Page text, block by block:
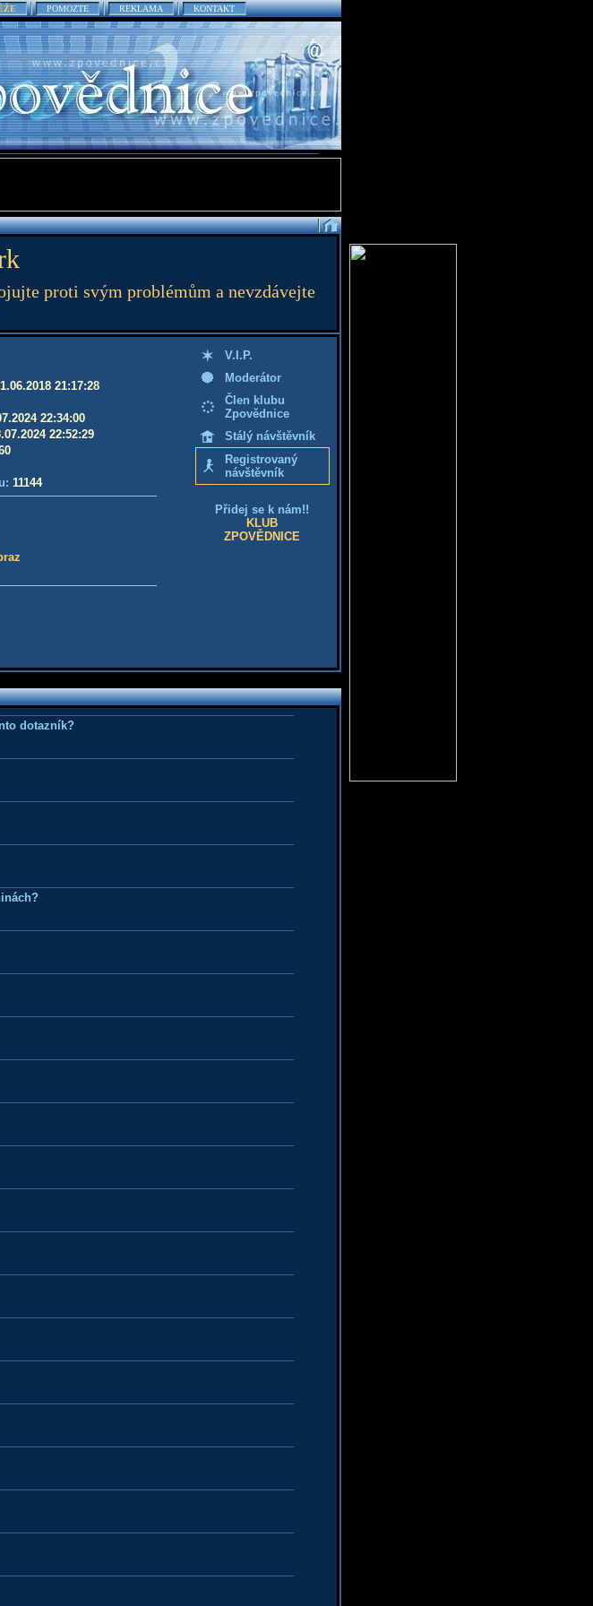
POMOZTE REKLAMA KONTAKT
proti svým problémům a nevzdávejte
21:17:28
22:34:00
22:52:29
11144
V.I.P.
Moderátor
Člen klubu
Zpovědnice
Stálý návštěvník
Registrovaný
návštěvník
Přidej se k nám!!
KLUB
ZPOVĚDNICE
dotazník?